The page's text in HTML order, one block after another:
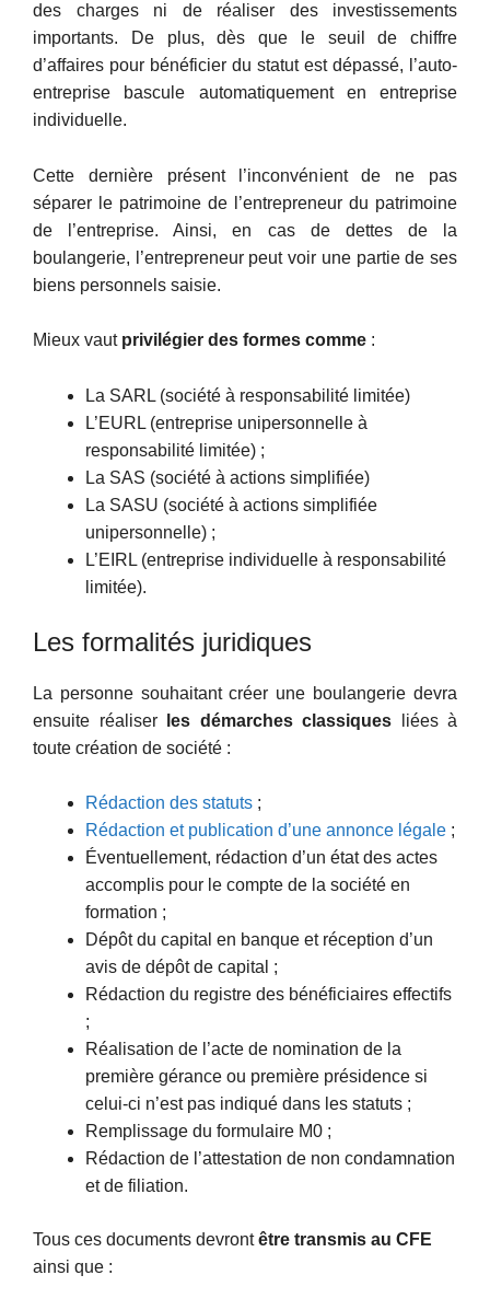
des charges ni de réaliser des investissements
importants. De plus, dès que le seuil de chiffre
d’affaires pour bénéficier du statut est dépassé, l’auto-
entreprise bascule automatiquement en entreprise
individuelle.
Cette dernière présent l’inconvénient de ne pas
séparer le patrimoine de l’entrepreneur du patrimoine
de l’entreprise. Ainsi, en cas de dettes de la
boulangerie, l’entrepreneur peut voir une partie de ses
biens personnels saisie.
Mieux vaut privilégier des formes comme :
La SARL (société à responsabilité limitée)
L’EURL (entreprise unipersonnelle à
responsabilité limitée) ;
La SAS (société à actions simplifiée)
La SASU (société à actions simplifiée
unipersonnelle) ;
L’EIRL (entreprise individuelle à responsabilité
limitée).
Les formalités juridiques
La personne souhaitant créer une boulangerie devra
ensuite réaliser
les démarches classiques liées à
toute création de société :
Rédaction des statuts ;
Rédaction et publication d’une annonce légale ;
Éventuellement, rédaction d’un état des actes
accomplis pour le compte de la société en
formation ;
Dépôt du capital en banque et réception d’un
avis de dépôt de capital ;
Rédaction du registre des bénéficiaires effectifs
;
Réalisation de l’acte de nomination de la
première gérance ou première présidence si
celui-ci n’est pas indiqué dans les statuts ;
Remplissage du formulaire M0 ;
Rédaction de l’attestation de non condamnation
et de filiation.
Tous ces documents devrontêtre transmis au CFE
ainsi que :